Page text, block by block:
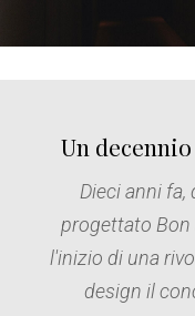
Un
Dieci anni fa,
progettato Bon
l'inizio di una
design il